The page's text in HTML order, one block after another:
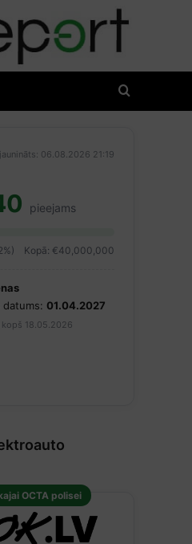
06.08.2026 21:19
pieejams
Kopā: €40,000,000
01.04.2027
18.05.2026
OCTA polisei